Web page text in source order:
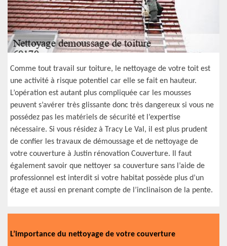
Comme tout travail sur toiture, le nettoyage de votre toit est
une activité à risque potentiel car elle se fait en hauteur.
L’opération est autant plus compliquée car les mousses
peuvent s’avérer très glissante donc très dangereux si vous ne
possédez pas les matériels de sécurité et l’expertise
nécessaire. Si vous résidez à Tracy Le Val, il est plus prudent
de confier les travaux de démoussage et de nettoyage de
votre couverture à Justin rénovation Couverture. Il faut
également savoir que nettoyer sa couverture sans l’aide de
professionnel est interdit si votre habitat possède plus d’un
étage et aussi en prenant compte de l’inclinaison de la pente.
L’importance du nettoyage de votre couverture